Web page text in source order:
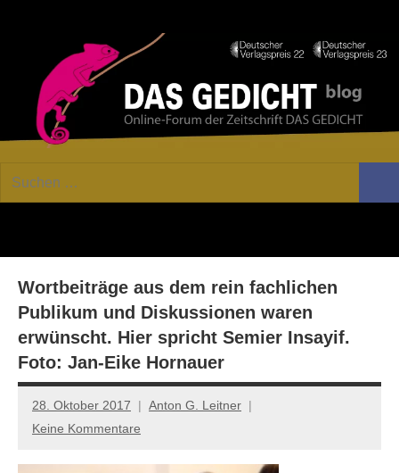
GEDICHT
Forum
von
Lyrik,
Kritik
Suchen
Wortbeiträge aus dem rein fachlichen
Publikum und Diskussionen waren
erwünscht. Hier spricht Semier Insayif.
Foto: Jan-Eike Hornauer
28. Oktober 2017
Anton G. Leitner
Keine Kommentare